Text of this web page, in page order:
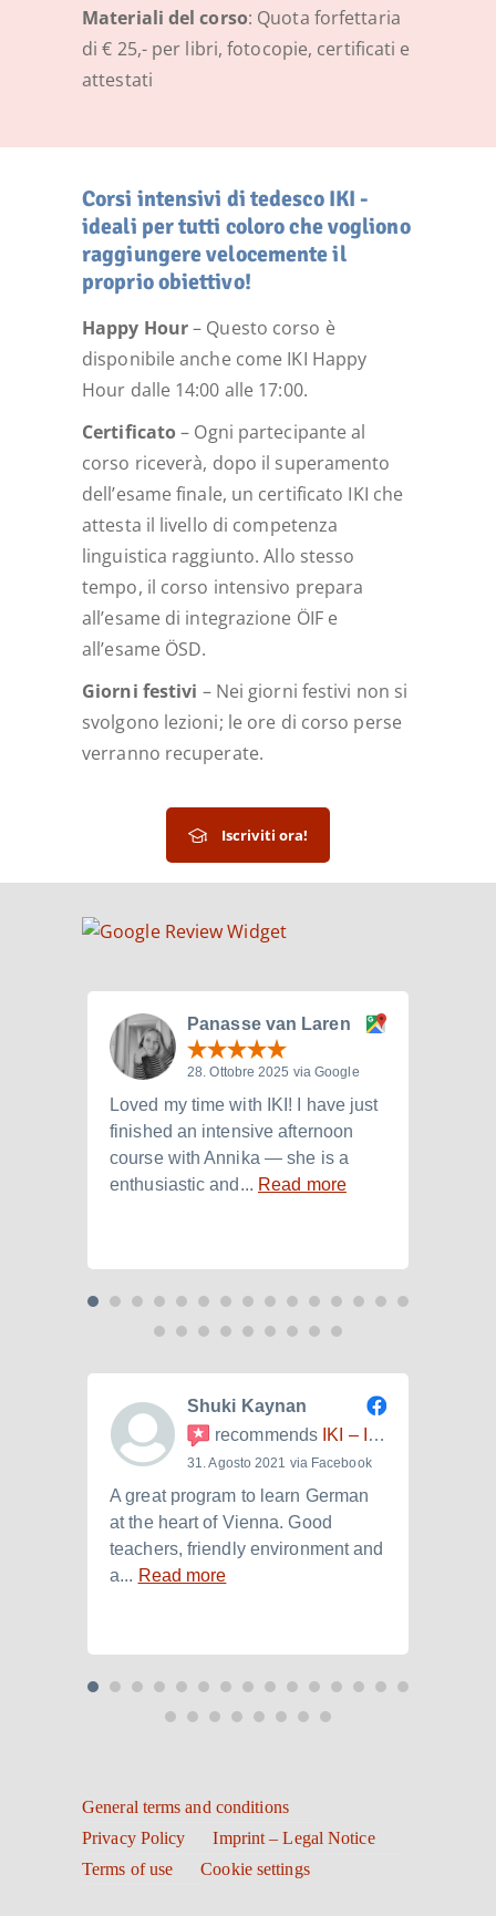
Materiali del corso: Quota forfettaria
di € 25,- per libri, fotocopie, certificati e
attestati
Corsi intensivi di tedesco IKI -
ideali per tutti coloro che vogliono
raggiungere velocemente il
proprio obiettivo!
Happy Hour– Questo corso è
disponibile anche come IKI Happy
Hour dalle 14:00 alle 17:00.
Certificato– Ogni partecipante al
corso riceverà, dopo il superamento
dell’esame finale, un certificato IKI che
attesta il livello di competenza
linguistica raggiunto. Allo stesso
tempo, il corso intensivo prepara
all’esame di integrazione ÖIF e
all’esame ÖSD.
Giorni festivi – Nei giorni festivi non si
svolgono lezioni; le ore di corso perse
verranno recuperate.
Iscriviti ora!
Panasse van Laren
28. Ottobre 2025 via Google
Loved my time with IKI! I have just
finished an intensive afternoon
course with Annika — she is a
enthusiastic and... Read more
Shuki Kaynan
recommends IKI – Internationales Kulturinstitut
31. Agosto 2021 via Facebook
A great program to learn German
at the heart of Vienna. Good
teachers, friendly environment and
a... Read more
General terms and conditions
Privacy Policy
Imprint – Legal Notice
Terms of use
Cookie settings